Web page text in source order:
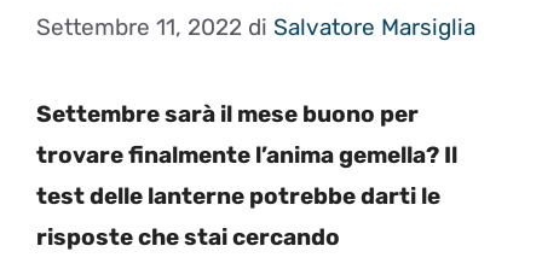
Settembre 11, 2022 di Salvatore Marsiglia
Settembre sarà il mese buono per
trovare finalmente l’anima gemella? Il
test delle lanterne potrebbe darti le
risposte che stai cercando